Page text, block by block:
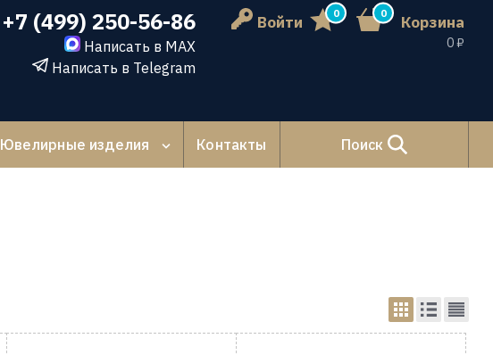
+7 (499) 250-56-86
Написать в MAX
Написать в Telegram
Войти 0 0 Корзина
0 ₽
Ювелирные изделия Контакты Поиск